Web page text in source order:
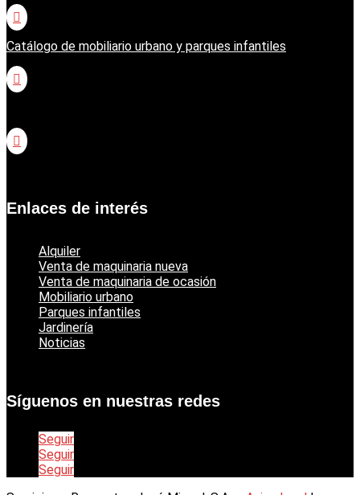

Catálogo de mobiliario urbano y parques infantiles


Enlaces de interés
Alquiler
Venta de maquinaria nueva
Venta de maquinaria de ocasión
Mobiliario urbano
Parques infantiles
Jardinería
Noticias
Síguenos en nuestras redes
Seguir
Seguir
Seguir